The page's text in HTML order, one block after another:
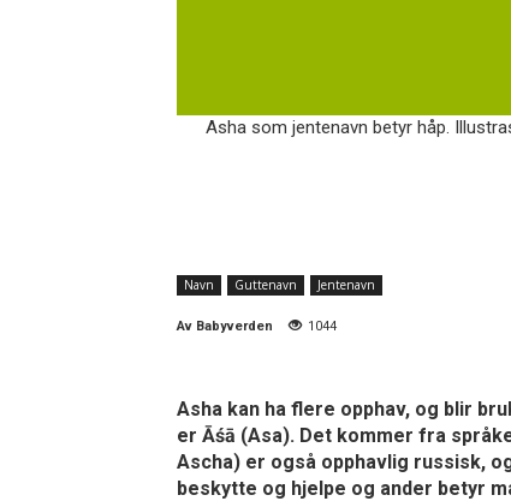
Asha som jentenavn betyr håp.
Navn Guttenavn Jentenavn
Av Babyverden 1044
Asha kan ha flere opphav, og blir
er Āśā (Asa). Det kommer fra
Ascha) er også opphavlig russisk,
beskytte og hjelpe og ander betyr